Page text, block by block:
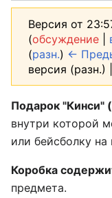
Версия от
(обсуждение
(разн.) ←
версия
Подарок "Кинси"
внутри которой
или бейсболку на
Коробка
предмета.